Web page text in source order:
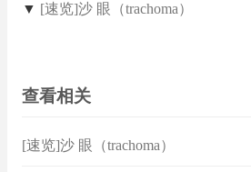
▼ [速览]沙 眼（trachoma）
查看相关
[速览]沙 眼（trachoma）